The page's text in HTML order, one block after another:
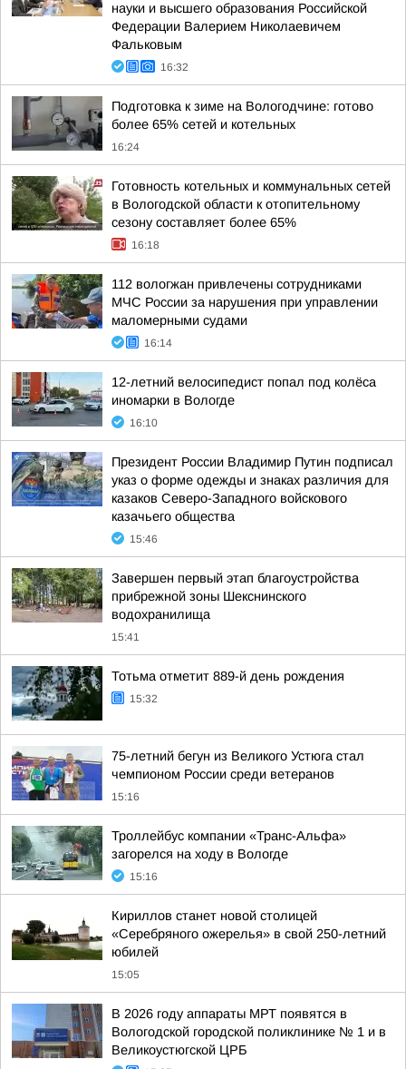
науки и высшего образования Российской
Федерации Валерием Николаевичем
Фальковым
16:32
Подготовка к зиме на Вологодчине: готово
более 65% сетей и котельных
16:24
Готовность котельных и коммунальных сетей
в Вологодской области к отопительному
сезону составляет более 65%
16:18
112 вологжан привлечены сотрудниками
МЧС России за нарушения при управлении
маломерными судами
16:14
12-летний велосипедист попал под колёса
иномарки в Вологде
16:10
Президент России Владимир Путин подписал
указ о форме одежды и знаках различия для
казаков Северо-Западного войскового
казачьего общества
15:46
Завершен первый этап благоустройства
прибрежной зоны Шекснинского
водохранилища
15:41
Тотьма отметит 889-й день рождения
15:32
75-летний бегун из Великого Устюга стал
чемпионом России среди ветеранов
15:16
Троллейбус компании «Транс-Альфа»
загорелся на ходу в Вологде
15:16
Кириллов станет новой столицей
«Серебряного ожерелья» в свой 250-летний
юбилей
15:05
В 2026 году аппараты МРТ появятся в
Вологодской городской поликлинике № 1 и в
Великоустюгской ЦРБ